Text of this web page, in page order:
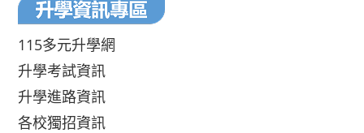
115多元升學網
升學考試資訊
升學進路資訊
各校獨招資訊